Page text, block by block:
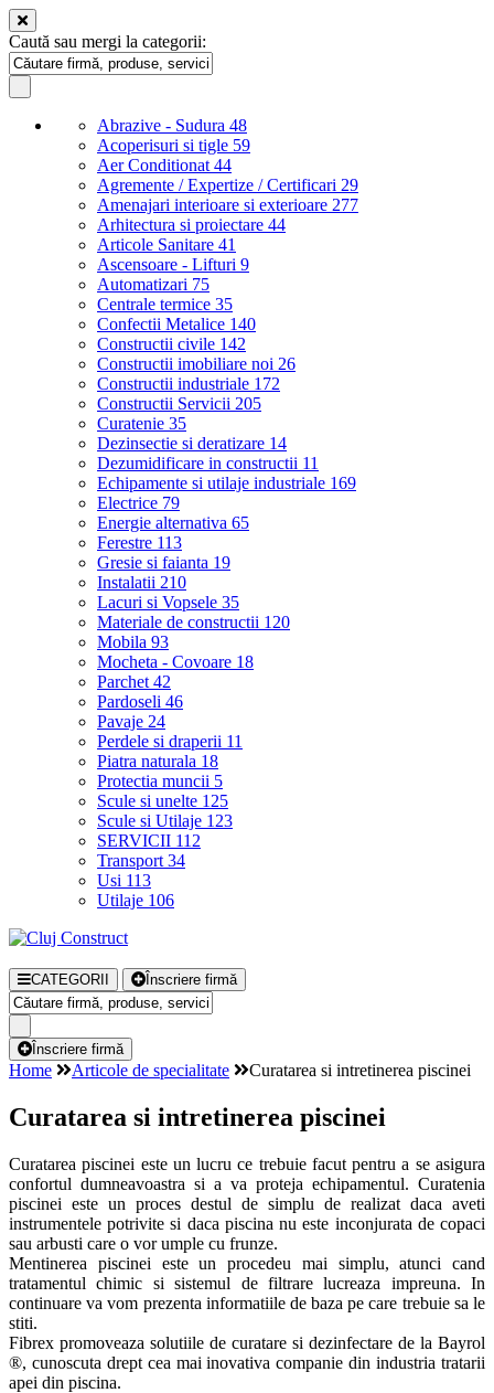
Caută sau mergi la categorii:
Abrazive - Sudura 48
Acoperisuri si tigle 59
Aer Conditionat 44
Agremente / Expertize / Certificari 29
Amenajari interioare si exterioare 277
Arhitectura si proiectare 44
Articole Sanitare 41
Ascensoare - Lifturi 9
Automatizari 75
Centrale termice 35
Confectii Metalice 140
Constructii civile 142
Constructii imobiliare noi 26
Constructii industriale 172
Constructii Servicii 205
Curatenie 35
Dezinsectie si deratizare 14
Dezumidificare in constructii 11
Echipamente si utilaje industriale 169
Electrice 79
Energie alternativa 65
Ferestre 113
Gresie si faianta 19
Instalatii 210
Lacuri si Vopsele 35
Materiale de constructii 120
Mobila 93
Mocheta - Covoare 18
Parchet 42
Pardoseli 46
Pavaje 24
Perdele si draperii 11
Piatra naturala 18
Protectia muncii 5
Scule si unelte 125
Scule si Utilaje 123
SERVICII 112
Transport 34
Usi 113
Utilaje 106
CATEGORII Înscriere firmă
Înscriere firmă
Home Articole de specialitate Curatarea si intretinerea piscinei
Curatarea si intretinerea piscinei
Curatarea piscinei este un lucru ce trebuie facut pentru a se asigura
confortul dumneavoastra si a va proteja echipamentul. Curatenia
piscinei este un proces destul de simplu de realizat daca aveti
instrumentele potrivite si daca piscina nu este inconjurata de copaci
sau arbusti care o vor umple cu frunze.
Mentinerea piscinei este un procedeu mai simplu, atunci cand
tratamentul chimic si sistemul de filtrare lucreaza impreuna. In
continuare va vom prezenta informatiile de baza pe care trebuie sa le
stiti.
Fibrex promoveaza solutiile de curatare si dezinfectare de la Bayrol
®, cunoscuta drept cea mai inovativa companie din industria tratarii
apei din piscina.